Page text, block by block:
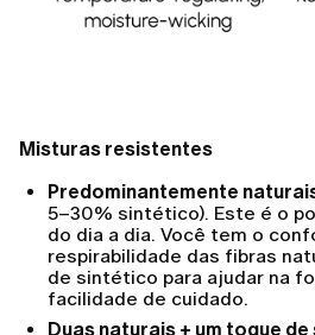
Misturas resistentes
Predominantemente
5–30% sintético). Este é o
do dia a dia. Você tem o
respirabilidade das fibras
de sintético para ajudar na
facilidade de cuidado.
Duas naturais + um toque